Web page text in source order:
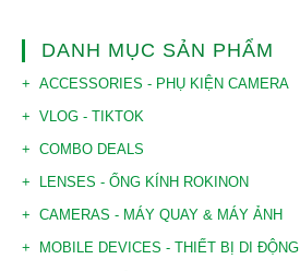
DANH MỤC SẢN PHẨM
ACCESSORIES - PHỤ KIỆN CAMERA
VLOG - TIKTOK
COMBO DEALS
LENSES - ỐNG KÍNH ROKINON
CAMERAS - MÁY QUAY & MÁY ẢNH
MOBILE DEVICES - THIẾT BỊ DI ĐỘNG